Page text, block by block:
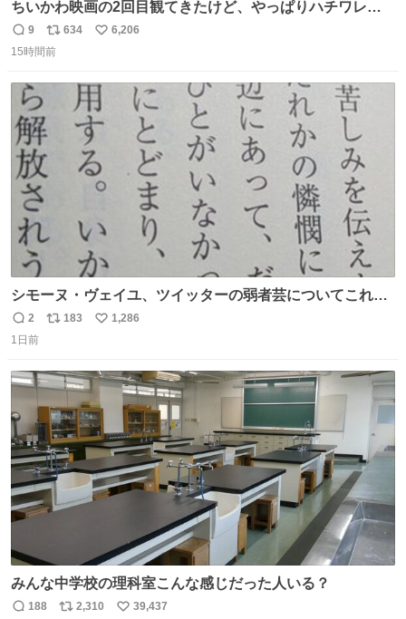
ちいかわ映画の2回目観てきたけど、やっぱりハチワレの
「ハモりすごいよッ…」に対するちいかわの「エ゛ッ!?(い
まそんな場合じゃねぇだろお前よぉ)」が面白すぎる。
返
信
9
リ
ポ
数
634
い
数
6,206
15時間前
シモーヌ・ヴェイユ、ツイッターの弱者芸についてこれ以
上なく鋭く分析していて本当に凄い。俺辞めちゃうかもイ
ンターネット。これ読み終わったら
返
信
2
リ
ト
数
183
い
数
1,286
1日前
みんな中学校の理科室こんな感じだった人いる？
返
188
リ
2,310
い
39,437